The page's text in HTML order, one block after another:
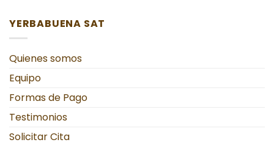
YERBABUENA SAT
Quienes somos
Equipo
Formas de Pago
Testimonios
Solicitar Cita